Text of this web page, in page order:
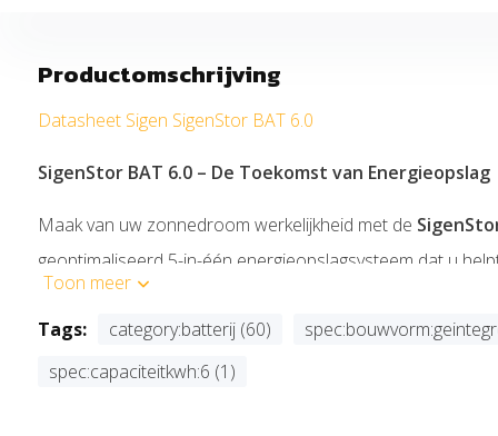
Productomschrijving
Datasheet Sigen SigenStor BAT 6.0
SigenStor BAT 6.0 – De Toekomst van Energieopslag
Maak van uw zonnedroom werkelijkheid met de
geoptimaliseerd 5-in-één energieopslagsysteem dat u
bereiken. Met maximale efficiëntie, besparingen, flexibiliteit
een naadloze en slimme ervaring, perfect voor zowel thuis
Waarom kiezen voor de SigenStor BAT 6.0?
Toon meer
Tags:
category:batterij (60)
spec:capaciteitkwh:6 (1)